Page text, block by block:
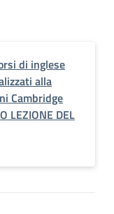
di inglese
alla
Cambridge
LEZIONE DEL